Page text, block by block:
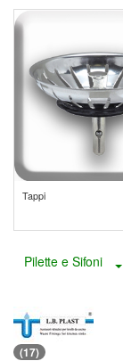
Tappi
Pilette e Sifoni
(17)